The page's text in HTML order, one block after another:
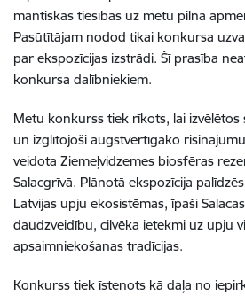
mantiskās tiesības uz metu pilnā
Pasūtītājam nodod tikai konkursa
par ekspozīcijas izstrādi. Šī prasība
konkursa dalībniekiem.
Metu konkurss tiek rīkots, lai izvēlētos
un izglītojoši augstvērtīgāko
veidota Ziemeļvidzemes biosfēras
Salacgrīvā. Plānotā ekspozīcija
Latvijas upju ekosistēmas, īpaši
daudzveidību, cilvēka ietekmi uz upju
apsaimniekošanas tradīcijas.
Konkurss tiek īstenots kā daļa no